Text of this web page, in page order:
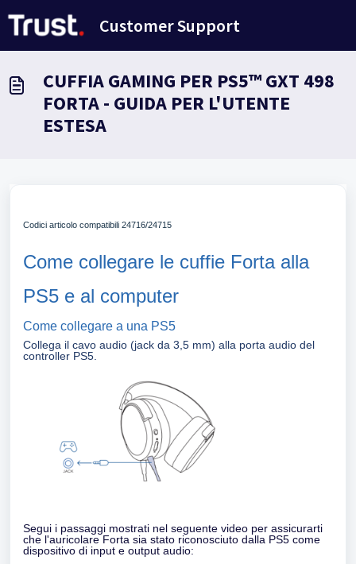
Customer Support
CUFFIA GAMING PER PS5™ GXT 498
FORTA - GUIDA PER L'UTENTE
ESTESA
Codici articolo compatibili 24716/24715
Come collegare le cuffie Forta alla
PS5 e al computer
Come collegare a una PS5
Collega il cavo audio (jack da 3,5 mm) alla porta audio del
controller PS5.
Segui i passaggi mostrati nel seguente video per assicurarti
che l'auricolare Forta sia stato riconosciuto dalla PS5 come
dispositivo di input e output audio: